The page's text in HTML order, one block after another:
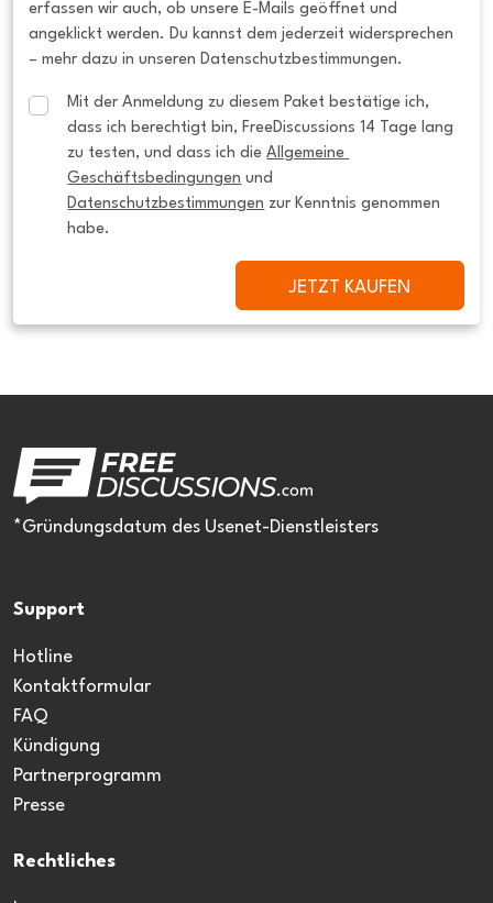
erfassen wir auch, ob unsere E-Mails geöffnet und
angeklickt werden. Du kannst dem jederzeit widersprechen
– mehr dazu in unseren Datenschutzbestimmungen.
Mit der Anmeldung zu diesem Paket bestätige ich,
dass ich berechtigt bin, FreeDiscussions 14 Tage lang
zu testen, und dass ich die Allgemeine
Geschäftsbedingungen
Datenschutzbestimmungen zur Kenntnis genommen
habe.
JETZT KAUFEN
*Gründungsdatum des Usenet-Dienstleisters
Support
Hotline
Kontaktformular
FAQ
Kündigung
Partnerprogramm
Presse
Rechtliches